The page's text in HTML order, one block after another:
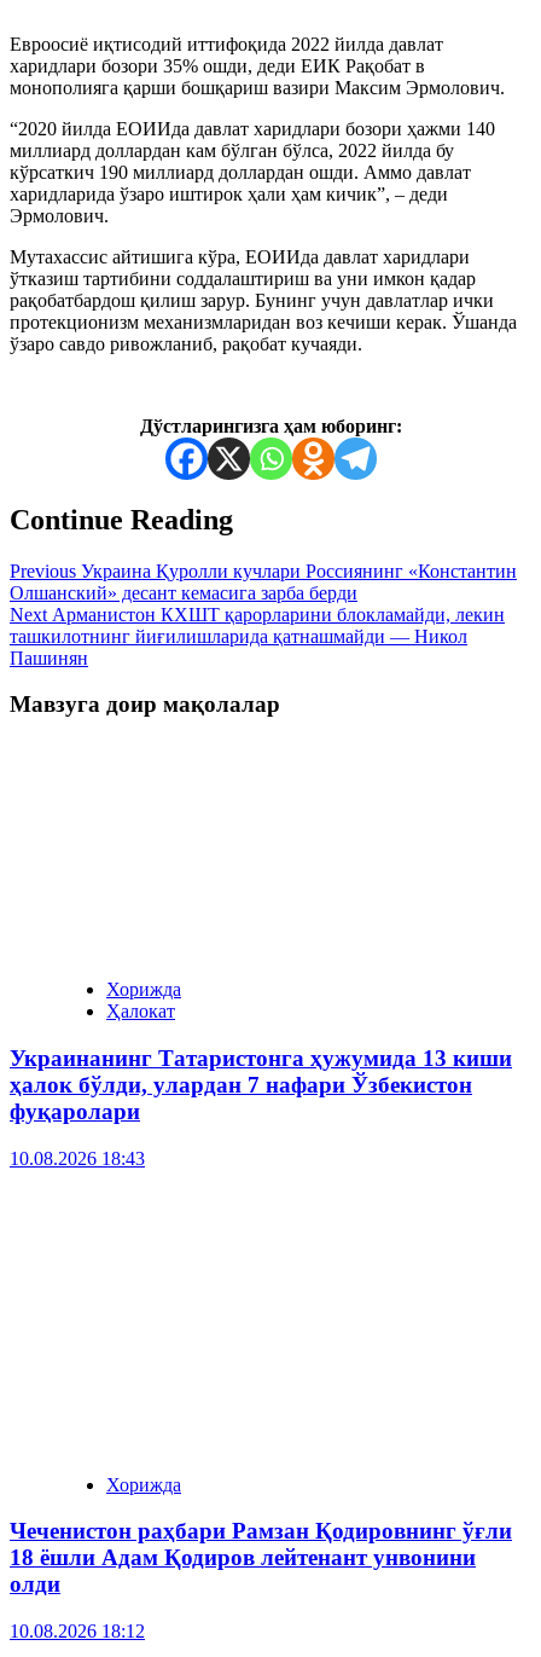
Евроосиё иқтисодий иттифоқида 2022 йилда давлат
харидлари бозори 35% ошди, деди ЕИК Рақобат в
монополияга қарши бошқариш вазири Максим Эрмолович.
“2020 йилда ЕОИИда давлат харидлари бозори ҳажми 140
миллиард доллардан кам бўлган бўлса, 2022 йилда бу
кўрсаткич 190 миллиард доллардан ошди. Аммо давлат
харидларида ўзаро иштирок ҳали ҳам кичик”, – деди
Эрмолович.
Мутахассис айтишига кўра, ЕОИИда давлат харидлари
ўтказиш тартибини соддалаштириш ва уни имкон қадар
рақобатбардош қилиш зарур. Бунинг учун давлатлар ички
протекционизм механизмларидан воз кечиши керак. Ўшанда
ўзаро савдо ривожланиб, рақобат кучаяди.
Дўстларингизга ҳам юборинг:
Continue Reading
Previous Украина Қуролли кучлари Россиянинг «Константин
Олшанский» десант кемасига зарба берди
Next Арманистон КХШТ қарорларини блокламайди, лекин
ташкилотнинг йиғилишларида қатнашмайди — Никол
Пашинян
Мавзуга доир мақолалар
Хорижда
Ҳалокат
Украинанинг Татаристонга ҳужумида 13 киши
ҳалок бўлди, улардан 7 нафари Ўзбекистон
фуқаролари
10.08.2026 18:43
Хорижда
Чеченистон раҳбари Рамзан Қодировнинг ўғли
18 ёшли Адам Қодиров лейтенант унвонини
олди
10.08.2026 18:12